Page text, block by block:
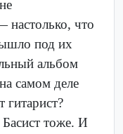
настолько, что
под их
альбом
самом деле
гитарист?
Басист тоже. И